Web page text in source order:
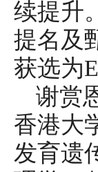
续提升
提名及
获选为
谢赏
香港大
发育遗